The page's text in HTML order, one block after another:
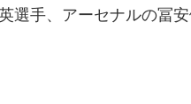
選手、アーセナルの冨